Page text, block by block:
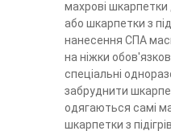
махрові шкарпетки
або шкарпетки з
нанесення СПА
на ніжки
спеціальні
забруднити
одягаються самі
шкарпетки з